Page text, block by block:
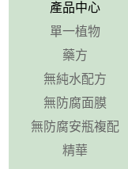
產品中心
單一植物
藥方
無純水配方
無防腐面膜
無防腐安瓶複配
精華